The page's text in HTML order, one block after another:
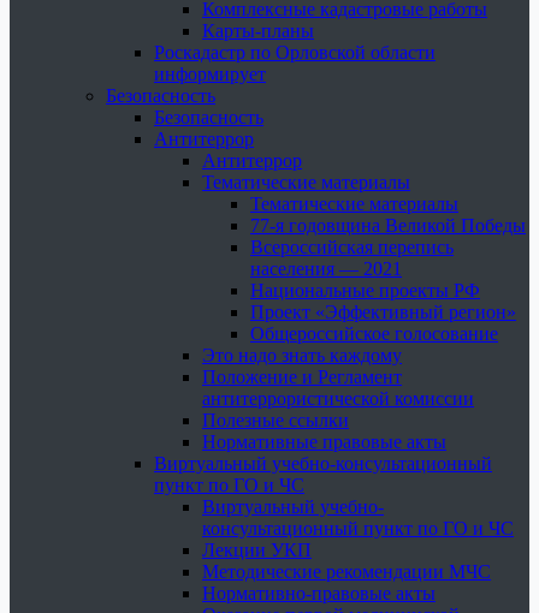
Комплексные кадастровые работы
Карты-планы
Роскадастр по Орловской области
информирует
Безопасность
Безопасность
Антитеррор
Антитеррор
Тематические материалы
Тематические материалы
77-я годовщина Великой Победы
Всероссийская перепись
населения — 2021
Национальные проекты РФ
Проект «Эффективный регион»
Общероссийское голосование
Это надо знать каждому
Положение и Регламент
антитеррористической комиссии
Полезные ссылки
Нормативные правовые акты
Виртуальный учебно-консультационный
пункт по ГО и ЧС
Виртуальный учебно-
консультационный пункт по ГО и ЧС
Лекции УКП
Методические рекомендации МЧС
Нормативно-правовые акты